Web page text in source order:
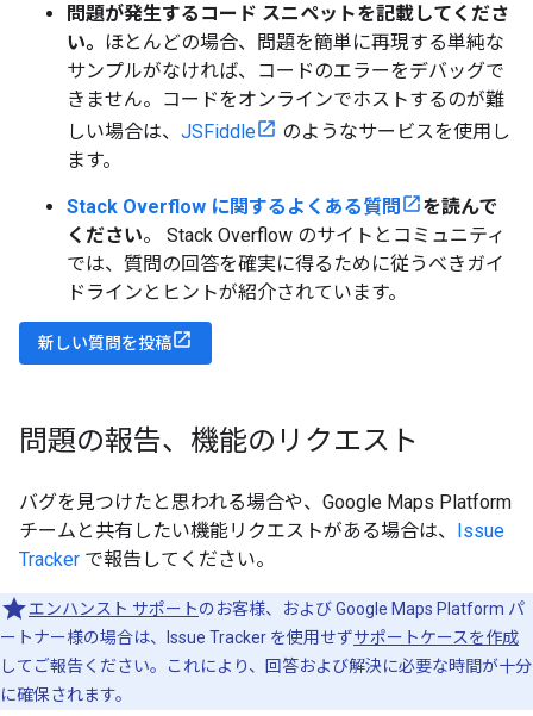
問題が発生するコード スニペットを記載してくださ
い。 ほとんどの場合、問題を簡単に再現する単純な
サンプルがなければ、コードのエラーをデバッグで
きません。コードをオンラインでホストするのが難
しい場合は、 JSFiddle
のようなサービスを使用し
ます。
Stack Overflow に関するよくある質問
を読んで
ください。 Stack Overflow のサイトとコミュニティ
では、質問の回答を確実に得るために従うべきガイ
ドラインとヒントが紹介されています。
新しい質問を投稿
問題の報告、機能のリクエスト
バグを見つけたと思われる場合や、Google Maps Platform
チームと共有したい機能リクエストがある場合は、 Issue
Tracker で報告してください。
エンハンスト サポートのお客様、および Google Maps Platform パ
ートナー様の場合は、Issue Tracker を使用せずサポートケースを作成
してご報告ください。これにより、回答および解決に必要な時間が十分
に確保されます。